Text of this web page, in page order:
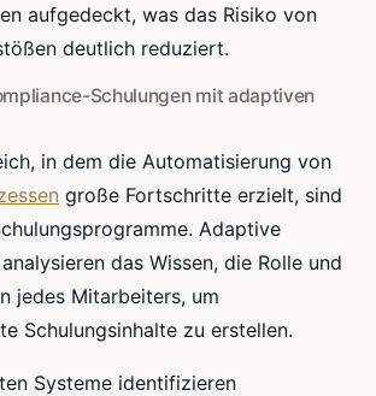
aufgedeckt, was das Risiko von
deutlich reduziert.
Schulungen mit adaptiven
in dem die Automatisierung von
große Fortschritte erzielt, sind
Adaptive
das Wissen, die Rolle und
jedes Mitarbeiters, um
Schulungsinhalte zu erstellen.
Systeme identifizieren